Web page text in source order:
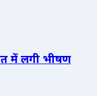
में लगी भीषण